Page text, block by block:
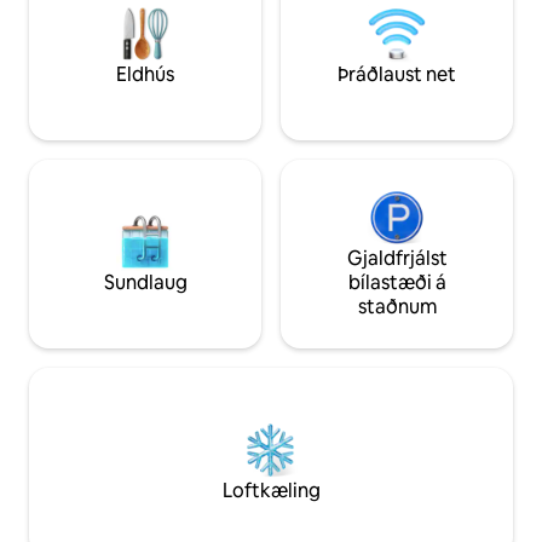
Silicon Valley. Miðbærinn er í tveggja
húsaraða fjarlægð en hér eru vinsælir
veitingastaðir, bankar, forngripaverslanir,
bílastæðum við götuna.
mílu fjarlægð. Willow Glen er
skemmtilegt hverfi í San Jose með
heillandi gömul heimili og lífleg fyrirtæki í
miðbænum. Margir vinsælir
veitingastaðir, bankar, antíkverslanir,
nefnt...allt í stuttri akstursfjarlægð eða
bókasafn fyrir
og sjónvarp
Aðgangur án
Eldhús Þráðlaust net
Sundlaug
Gjaldfrjálst
bílastæði á
staðnum
Loftkæling